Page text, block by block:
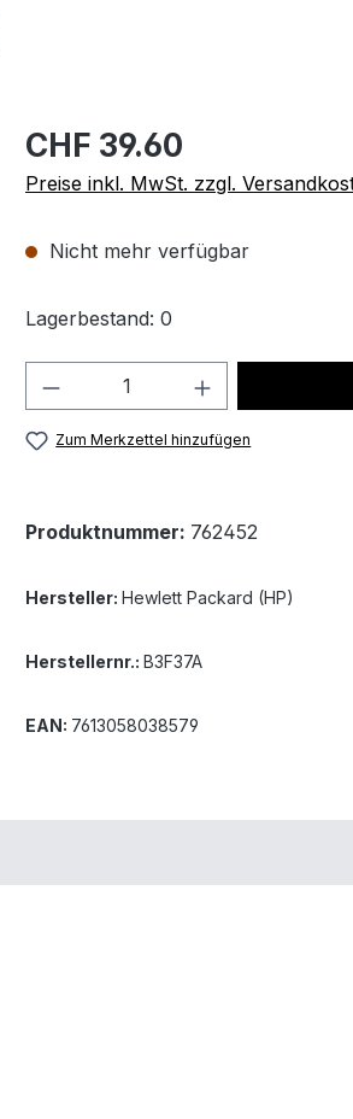
CHF 39.60
Preise inkl. MwSt. zzgl.
Nicht mehr verfügbar
Lagerbestand: 0
Produkt Anzahl: Gib
Zum Merkzettel hinzufügen
Produktnummer: 762452
Hersteller: Hewlett Packard (HP)
Herstellernr.: B3F37A
EAN: 7613058038579